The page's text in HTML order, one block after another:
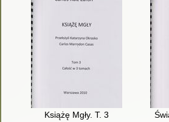
Książę Mgły. T. 3